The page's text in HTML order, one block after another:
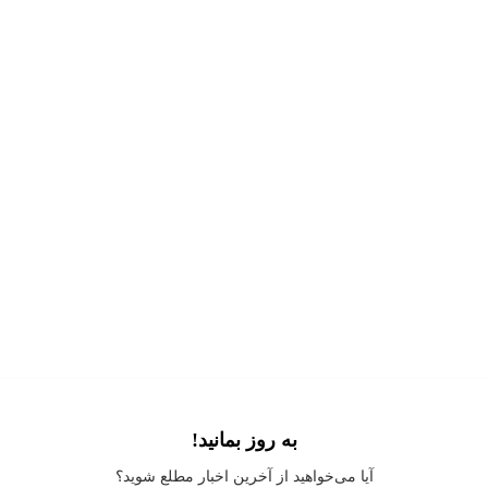
Application error: a client
-side exception has occurred while loading
به روز بمانید!
آیا می‌خواهید از آخرین اخبار مطلع شوید؟